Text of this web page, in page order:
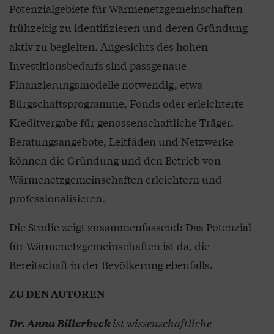
Potenzialgebiete für Wärmenetzgemeinschaften
frühzeitig zu identifizieren und deren Gründung
aktiv zu begleiten. Angesichts des hohen
Investitionsbedarfs sind passgenaue
Finanzierungsmodelle notwendig, etwa
Bürgschaftsprogramme, Fonds oder erleichterte
Kreditvergabe für genossenschaftliche Träger.
Beratungsangebote, Leitfäden und Netzwerke
können die Gründung und den Betrieb von
Wärmenetzgemeinschaften erleichtern und
professionalisieren.
Die Studie zeigt zusammenfassend: Das Potenzial
für Wärmenetzgemeinschaften ist da, die
Bereitschaft in der Bevölkerung ebenfalls.
ZU DEN AUTOREN
Dr. Anna Billerbeckist wissenschaftliche